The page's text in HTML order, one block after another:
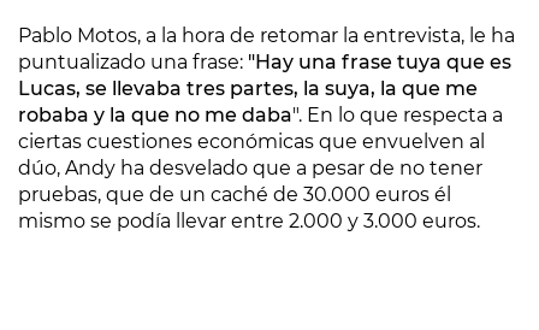
Pablo Motos, a la hora de retomar la entrevista, le ha
puntualizado una frase: "Hay una frase tuya que es
Lucas, se llevaba tres partes, la suya, la que me
robaba y la que no me daba". En lo que respecta a
ciertas cuestiones económicas que envuelven al
dúo, Andy ha desvelado que a pesar de no tener
pruebas, que de un caché de 30.000 euros él
mismo se podía llevar entre 2.000 y 3.000 euros.